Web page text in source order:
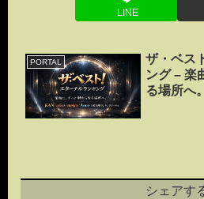
LINE
PORTAL
ザ・ベス
ング – 楽
る場所へ。
シェアす